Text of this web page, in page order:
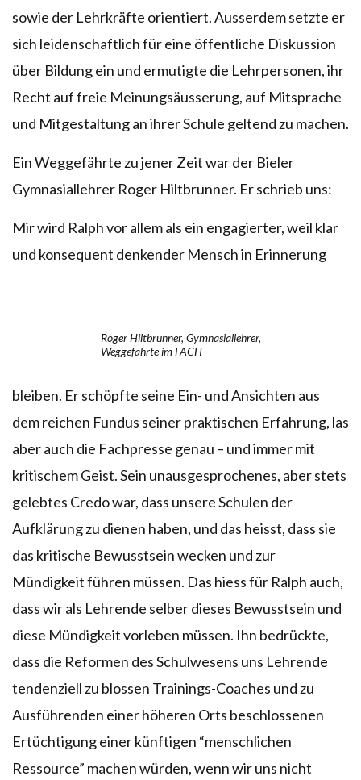
sowie der Lehrkräfte orientiert. Ausserdem setzte er
sich leidenschaftlich für eine öffentliche Diskussion
über Bildung ein und ermutigte die Lehrpersonen, ihr
Recht auf freie Meinungsäusserung, auf Mitsprache
und Mitgestaltung an ihrer Schule geltend zu machen.
Ein Weggefährte zu jener Zeit war der Bieler
Gymnasiallehrer Roger Hiltbrunner. Er schrieb uns:
Mir wird Ralph vor allem als ein engagierter, weil klar
und konsequent denkender Mensch in Erinnerung
Roger Hiltbrunner, Gymnasiallehrer,
Weggefährte im FACH
bleiben. Er schöpfte seine Ein- und Ansichten aus
dem reichen Fundus seiner praktischen Erfahrung, las
aber auch die Fachpresse genau – und immer mit
kritischem Geist. Sein unausgesprochenes, aber stets
gelebtes Credo war, dass unsere Schulen der
Aufklärung zu dienen haben, und das heisst, dass sie
das kritische Bewusstsein wecken und zur
Mündigkeit führen müssen. Das hiess für Ralph auch,
dass wir als Lehrende selber dieses Bewusstsein und
diese Mündigkeit vorleben müssen. Ihn bedrückte,
dass die Reformen des Schulwesens uns Lehrende
tendenziell zu blossen Trainings-Coaches und zu
Ausführenden einer höheren Orts beschlossenen
Ertüchtigung einer künftigen “menschlichen
Ressource” machen würden, wenn wir uns nicht